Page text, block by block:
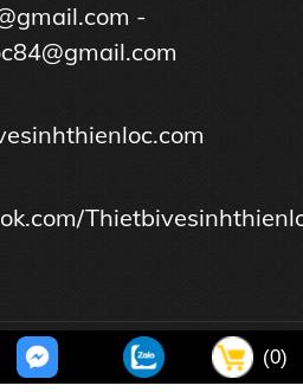
-
Tư Vấn Thương Mại Dịch Vụ THIÊN
LỘC
(0)